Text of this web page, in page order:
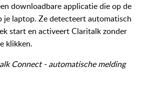
downloadbare applicatie die op de
je laptop. Ze detecteert automatisch
start en activeert Claritalk zonder
klikken.
Connect - automatische melding